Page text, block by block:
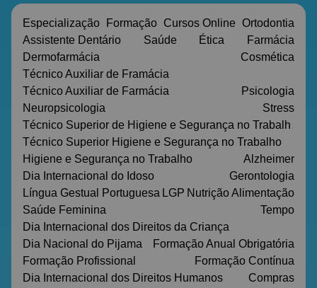
Especialização Formação Cursos Online Ortodontia
Assistente Dentário
Saúde Ética
Farmácia
Dermofarmácia
Cosmética
Técnico Auxiliar de Framácia
Técnico Auxiliar de Farmácia
Psicologia
Neuropsicologia
Stress
Técnico Superior de Higiene e Segurança no Trabalh
Técnico Superior Higiene e Segurança no Trabalho
Higiene e Segurança no Trabalho
Alzheimer
Dia Internacional do Idoso
Gerontologia
Língua Gestual Portuguesa LGP NutriçãoAlimentação
Saúde Feminina
Tempo
Dia Internacional dos Direitos da Criança
Dia Nacional do Pijama
Formação Anual Obrigatória
Formação Profissional
Formação Contínua
Dia Internacional dos Direitos Humanos
Compras